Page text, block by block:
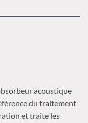
acoustique
du traitement
et traite les